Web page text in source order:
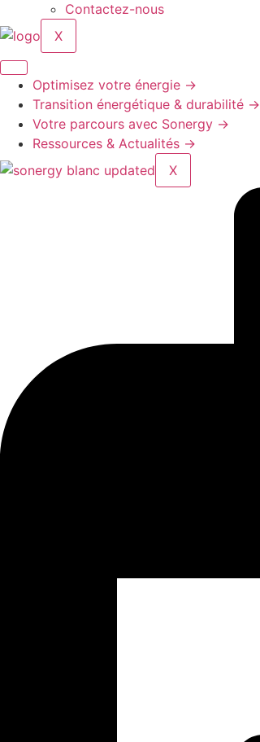
Contactez-nous
X
Optimisez votre énergie →
Transition énergétique & durabilité →
Votre parcours avec Sonergy →
Ressources & Actualités →
X